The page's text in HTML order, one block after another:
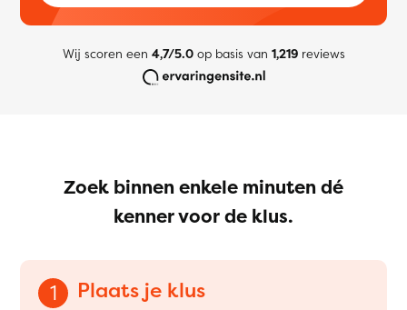
Wij scoren een 4,7/5.0op basis van 1,219reviews
Zoek binnen enkele minuten dé
kenner voor de klus.
1 Plaats je klus